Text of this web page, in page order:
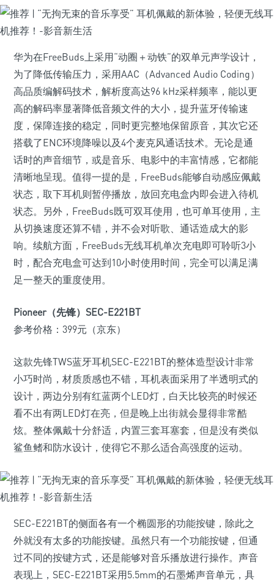
华为在FreeBuds上采用“动圈＋动铁”的双单元声学设计，
为了降低传输压力，采用AAC（Advanced Audio Coding）
高品质编解码技术，解析度高达96 kHz采样频率，能以更
高的解码率显著降低音频文件的大小，提升蓝牙传输速
度，保障连接的稳定，同时更完整地保留原音，其次它还
搭载了ENC环境降噪以及4个麦克风通话技术。无论是通
话时的声音细节，或是音乐、电影中的丰富情感，它都能
清晰地呈现。值得一提的是，FreeBuds能够自动感应佩戴
状态，取下耳机则暂停播放，放回充电盒内即会进入待机
状态。另外，FreeBuds既可双耳使用，也可单耳使用，主
从切换速度还算不错，并不会对听歌、通话造成大的影
响。续航方面，FreeBuds无线耳机单次充电即可聆听3小
时，配合充电盒可达到10小时使用时间，完全可以满足满
足一整天的重度使用。
Pioneer（先锋）SEC-E221BT
参考价格：399元（京东）
这款先锋TWS蓝牙耳机SEC-E221BT的整体造型设计非常
小巧时尚，材质质感也不错，耳机表面采用了半透明式的
设计，两边分别有红蓝两个LED灯，白天比较亮的时候还
看不出有两LED灯在亮，但是晚上出街就会显得非常酷
炫。整体佩戴十分舒适，内置三套耳塞套，但是没有类似
鲨鱼鳍和防水设计，使得它不那么适合高强度的运动。
SEC-E221BT的侧面各有一个椭圆形的功能按键，除此之
外就没有太多的功能按键。虽然只有一个功能按键，但通
过不同的按键方式，还是能够对音乐播放进行操作。声音
表现上，SEC-E221BT采用5.5mm的石墨烯声音单元，具